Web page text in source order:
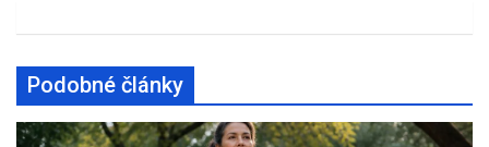
Podobné články